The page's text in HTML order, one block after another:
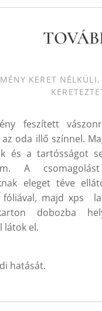
KERET
feszített
oda illő színnel.
és a tartósságot
A
eleget téve
fóliával, majd xps
dobozba
látok el.
hatását.